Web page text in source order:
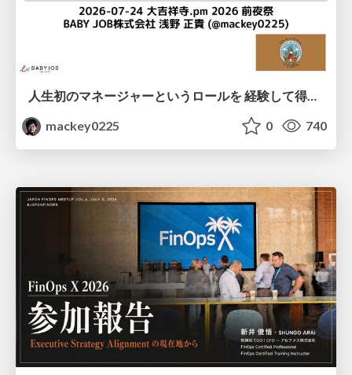
人生初のマネージャーというロールを 経験して得たもの・失ったもの / Reflections on My First Manager Role
mackey0225
0 740